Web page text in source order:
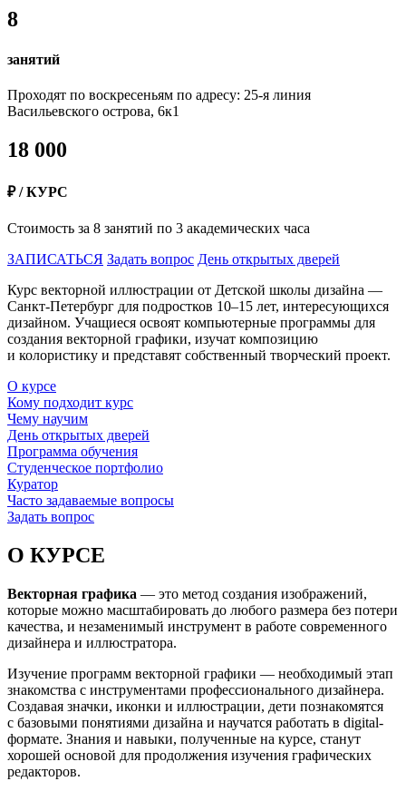
8
занятий
Проходят по воскресеньям по адресу: 25-я линия
Васильевского острова, 6к1
18 000
₽ / КУРС
Стоимость за 8 занятий по 3 академических часа
ЗАПИСАТЬСЯ Задать вопрос День открытых дверей
Курс векторной иллюстрации от Детской школы дизайна —
Санкт-Петербург для подростков 10–15 лет, интересующихся
дизайном. Учащиеся освоят компьютерные программы для
создания векторной графики, изучат композицию
и колористику и представят собственный творческий проект.
О курсе
Кому подходит курс
Чему научим
День открытых дверей
Программа обучения
Студенческое портфолио
Куратор
Часто задаваемые вопросы
Задать вопрос
О КУРСЕ
Векторная графика — это метод создания изображений,
которые можно масштабировать до любого размера без потери
качества, и незаменимый инструмент в работе современного
дизайнера и иллюстратора.
Изучение программ векторной графики — необходимый этап
знакомства с инструментами профессионального дизайнера.
Создавая значки, иконки и иллюстрации, дети познакомятся
с базовыми понятиями дизайна и научатся работать в digital-
формате. Знания и навыки, полученные на курсе, станут
хорошей основой для продолжения изучения графических
редакторов.